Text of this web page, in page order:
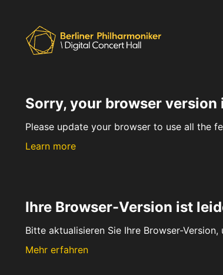
Sorry, your browser version
Please update your browser to use all the
Learn more
Ihre Browser-Version ist
Bitte aktualisieren Sie Ihre Browser-
Mehr erfahren